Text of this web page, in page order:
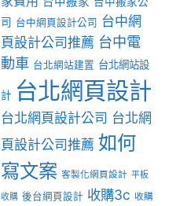
司 台中網頁設計公司 台中網
頁設計公司推薦 台中電
動車 台北網站建置 台北網站設
計 台北網頁設計
台北網頁設計公司 台北網
頁設計公司推薦 如何
寫文案 客製化網頁設計 平板
收購 後台網頁設計 收購3c 收購